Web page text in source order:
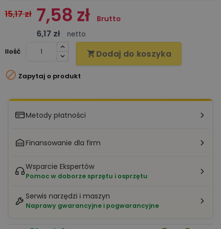
15,17 zł 7,58 zł Brutto
6,17 zł
netto
Ilość
 Dodaj do koszyka
 Zapytaj o produkt
Metody płatności
Finansowanie dla firm
Wsparcie Ekspertów
Pomoc w doborze sprzętu i osprzętu
Serwis narzędzi i maszyn
Naprawy gwarancyjne i pogwarancyjne